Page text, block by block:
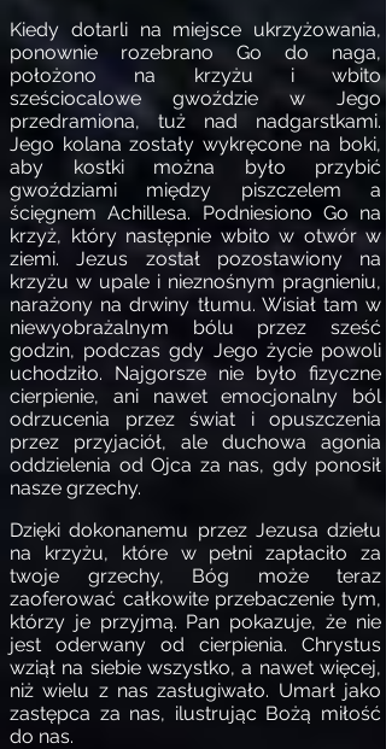
Kiedy dotarli na miejsce ukrzyżowania,
ponownie rozebrano Go do naga,
położono na krzyżu i wbito
sześciocalowe gwoździe w Jego
przedramiona, tuż nad nadgarstkami.
Jego kolana zostały wykręcone na boki,
aby kostki można było przybić
gwoździami między piszczelem a
ścięgnem Achillesa. Podniesiono Go na
krzyż, który następnie wbito w otwór w
ziemi. Jezus został pozostawiony na
krzyżu w upale i nieznośnym pragnieniu,
narażony na drwiny tłumu. Wisiał tam w
niewyobrażalnym bólu przez sześć
godzin, podczas gdy Jego życie powoli
uchodziło. Najgorsze nie było fizyczne
cierpienie, ani nawet emocjonalny ból
odrzucenia przez świat i opuszczenia
przez przyjaciół, ale duchowa agonia
oddzielenia od Ojca za nas, gdy ponosił
nasze grzechy.
Dzięki dokonanemu przez Jezusa dziełu
na krzyżu, które w pełni zapłaciło za
twoje grzechy, Bóg może teraz
zaoferować całkowite przebaczenie tym,
którzy je przyjmą. Pan pokazuje, że nie
jest oderwany od cierpienia. Chrystus
wziął na siebie wszystko, a nawet więcej,
niż wielu z nas zasługiwało. Umarł jako
zastępca za nas, ilustrując Bożą miłość
do nas.